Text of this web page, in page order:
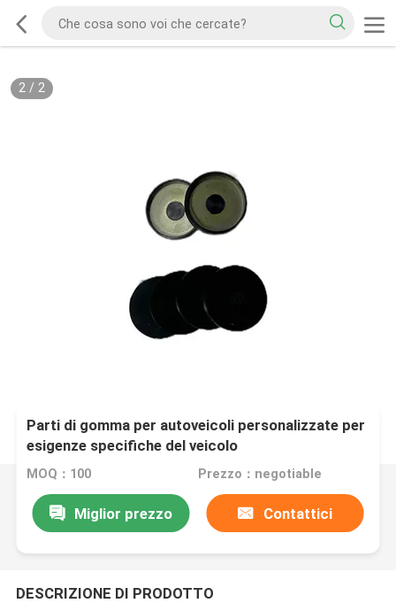
2/ 2
Parti di gomma per autoveicoli personalizzate per
esigenze specifiche del veicolo
MOQ：100 Prezzo：negotiable
Miglior prezzo Contattici
DESCRIZIONE DI PRODOTTO